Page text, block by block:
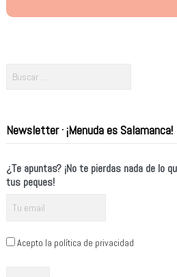
Newsletter · ¡Menuda es Salamanca!
¿Te apuntas? ¡No te pierdas nada de lo
tus peques!
Acepto la política de privacidad